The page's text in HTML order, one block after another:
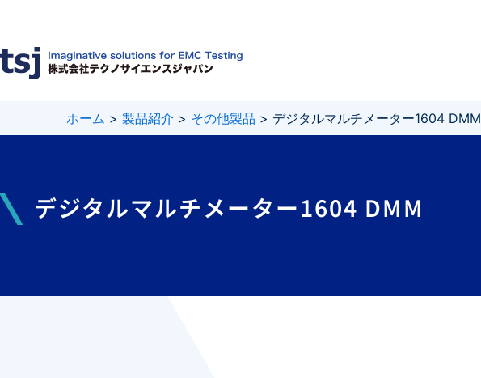
ス
ホーム > 製品紹介 > その他製品 > デジタルマルチメーター1604 DMM
デジタルマルチメーター1604 DMM